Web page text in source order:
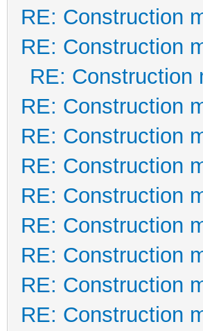
RE: Construction
RE: Construction
RE: Construction
RE: Construction
RE: Construction
RE: Construction
RE: Construction
RE: Construction
RE: Construction
RE: Construction
RE: Construction